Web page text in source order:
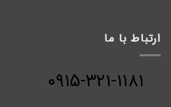
ارتباط با ما